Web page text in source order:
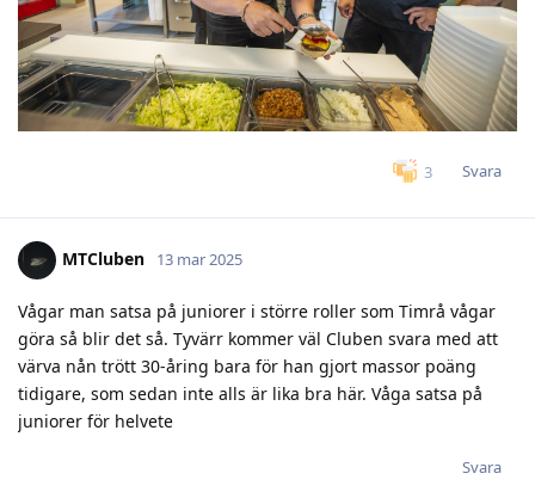
3 Svara
MTCluben 13 mar 2025
Vågar man satsa på juniorer i större roller som Timrå vågar
göra så blir det så. Tyvärr kommer väl Cluben svara med att
värva nån trött 30-åring bara för han gjort massor poäng
tidigare, som sedan inte alls är lika bra här. Våga satsa på
juniorer för helvete
Svara